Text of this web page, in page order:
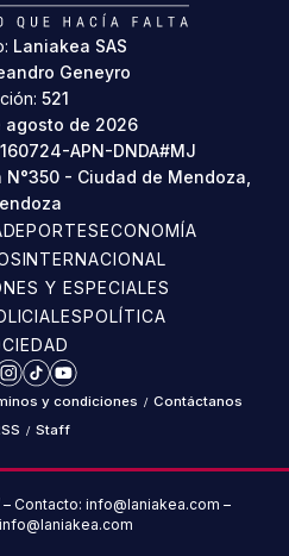
Laniakea SAS
Geneyro
521
agosto de 2026
APN-DNDA#MJ
N°350 - Ciudad de Mendoza,
DEPORTESECONOMÍA
INTERNACIONAL
Y ESPECIALES
POLÍTICA
Instagram
TikTokYouTube
y condiciones / Contáctanos
/ Staff
Contacto: info@laniakea.com –